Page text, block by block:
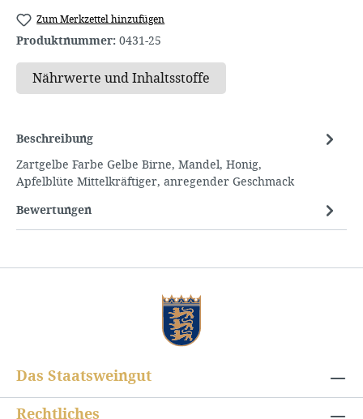
Zum Merkzettel hinzufügen
Produktnummer: 0431-25
Beschreibung
Zartgelbe Farbe Gelbe Birne, Mandel, Honig,
Apfelblüte Mittelkräftiger, anregender Geschmack
Bewertungen
Das Staatsweingut
Rechtliches